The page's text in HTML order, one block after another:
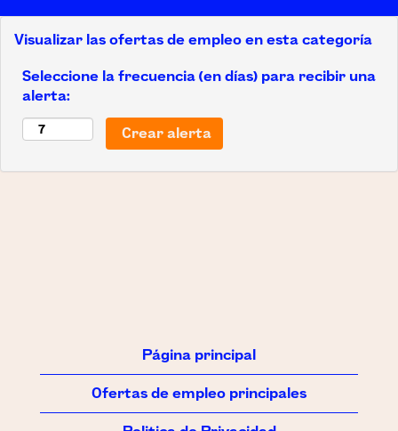
Visualizar las ofertas de empleo en esta categoría
Seleccione la frecuencia (en días) para recibir una
alerta:
Página principal
Ofertas de empleo principales